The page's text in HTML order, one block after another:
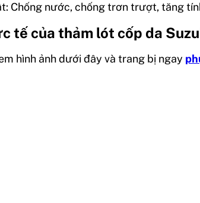
Chống nước, chống trơn trượt, tăng
tế của thảm lót cốp da
hình ảnh dưới đây và trang bị ngay